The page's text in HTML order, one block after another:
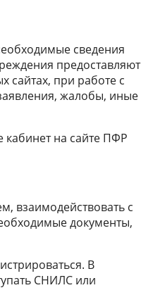
сведения
предоставляют
сайтах, при работе с
жалобы, иные
кабинет на сайте ПФР
взаимодействовать с
документы,
В
СНИЛС или